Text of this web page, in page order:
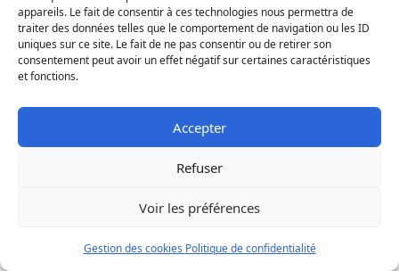
appareils. Le fait de consentir à ces technologies nous permettra de
traiter des données telles que le comportement de navigation ou les ID
uniques sur ce site. Le fait de ne pas consentir ou de retirer son
consentement peut avoir un effet négatif sur certaines caractéristiques
et fonctions.
Accepter
Refuser
Voir les préférences
Gestion des cookies Politique de confidentialité
Lundi au jeudi : 8h – 12h / 14h – 18h
Vendredi : 8h – 12h
|Mentions légales